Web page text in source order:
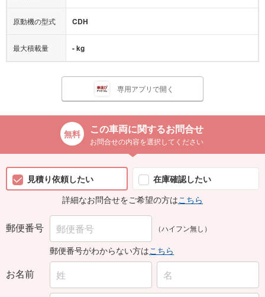
原動機の型式 CDH
最大積載量 - kg
専用アプリで開く
この車両に関するお問合せ
お問合せの内容を選択してください
見積り依頼したい
在庫確認したい
詳細なお問合せをご希望の方はこちら
郵便番号 （ハイフン無し）
郵便番号がわからない方はこちら
お名前